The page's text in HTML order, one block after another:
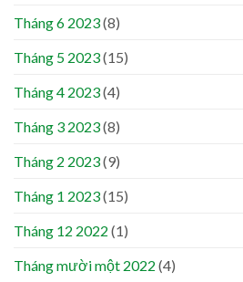
Tháng 6 2023(8)
Tháng 5 2023(15)
Tháng 4 2023(4)
Tháng 3 2023(8)
Tháng 2 2023(9)
Tháng 1 2023(15)
Tháng 12 2022 (1)
Tháng mười một 2022 (4)